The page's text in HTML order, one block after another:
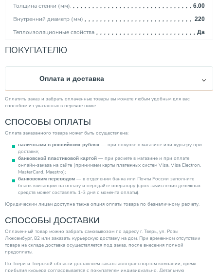
Толщина стенки (мм) 6.00
Внутренний диаметр (мм) 220
Теплоизоляционные свойства Да
Шумопоглащающие свойства
Категория Теплоизоляция (Теплотрассы)
ПОКУПАТЕЛЮ
Оплата и доставка
Оплатить заказ и забрать оплаченные товары вы можете любым удобным для вас
способом из указанных в перечне ниже.
СПОСОБЫ ОПЛАТЫ
Оплата заказанного товара может быть осуществлена:
наличными в российских рублях — при покупке в магазине или курьеру при
доставке;
банковской пластиковой картой — при расчете в магазине и при оплате
онлайн-заказа на сайте (принимаем карты платежных систем Visa, Visa Electron,
MasterCard, Maestro);
банковским переводом — в отделении банка или Почты России заполните
бланк квитанции на оплату и передайте оператору (срок зачисления денежных
средств может составлять 1-3 дня с момента оплаты).
Юридическим лицам доступна также опция оплаты товара по безналичному расчету.
СПОСОБЫ ДОСТАВКИ
Оплаченный товар можно забрать самовывозом по адресу г. Тверь, ул. Розы
Люксембург, 82 или заказать курьерскую доставку на дом. При временном отсутствии
товара на складе доставка осуществляется под заказ, после внесения полной
предоплаты.
По Твери и Тверской области доставляем заказы автотранспортом компании, время
прибытия курьера согласовывается с покупателем индивидуально. Детальную